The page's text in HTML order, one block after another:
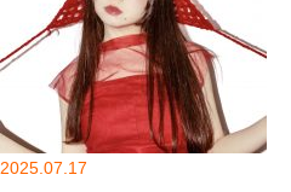
2025.07.17